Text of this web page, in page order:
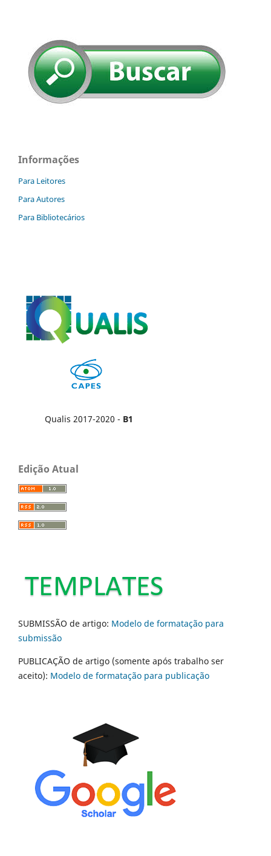
Informações
Para Leitores
Para Autores
Para Bibliotecários
Qualis 2017-2020 - B1
Edição Atual
SUBMISSÃO de artigo: Modelo de formatação para
submissão
PUBLICAÇÃO de artigo (somente após trabalho ser
aceito): Modelo de formatação para publicação